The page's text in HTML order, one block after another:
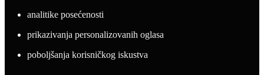
analitike posećenosti
prikazivanja personalizovanih oglasa
poboljšanja korisničkog iskustva